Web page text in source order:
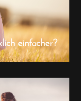
einfacher?